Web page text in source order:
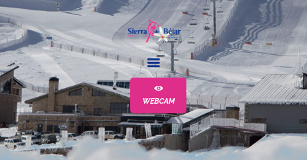
WEBCAM
LA ESTACIÓN
ESCUELA
ALQUILER
EVENTOS